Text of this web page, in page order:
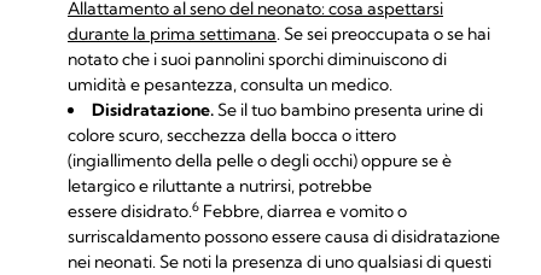
Allattamento al seno del neonato: cosa aspettarsi
durante la prima settimana. Se sei preoccupata o se hai
notato che i suoi pannolini sporchi diminuiscono di
umidità e pesantezza, consulta un medico.
Disidratazione.Se il tuo bambino presenta urine di
colore scuro, secchezza della bocca o ittero
(ingiallimento della pelle o degli occhi) oppure se è
letargico e riluttante a nutrirsi, potrebbe
essere disidrato.6 Febbre, diarrea e vomito o
surriscaldamento possono essere causa di disidratazione
nei neonati. Se noti la presenza di uno qualsiasi di questi